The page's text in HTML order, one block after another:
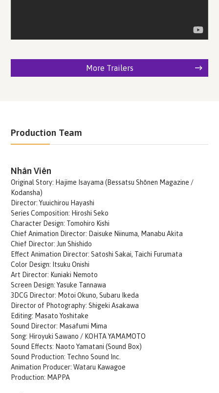
More Trailers
Production Team
Nhân Viên
Original Story: Hajime Isayama (Bessatsu Shōnen Magazine /
Kodansha)
Director: Yuuichirou Hayashi
Series Composition: Hiroshi Seko
Character Design: Tomohiro Kishi
Chief Animation Director: Daisuke Niinuma, Manabu Akita
Chief Director: Jun Shishido
Effect Animation Director: Satoshi Sakai, Taichi Furumata
Color Design: Itsuku Onishi
Art Director: Kuniaki Nemoto
Screen Design: Yasuke Tannawa
3DCG Director: Motoi Okuno, Subaru Ikeda
Director of Photography: Shigeki Asakawa
Editing: Masato Yoshitake
Sound Director: Masafumi Mima
Song: Hiroyuki Sawano / KOHTA YAMAMOTO
Sound Effects: Naoto Yamatani (Sound Box)
Sound Production: Techno Sound Inc.
Animation Producer: Wataru Kawagoe
Production: MAPPA